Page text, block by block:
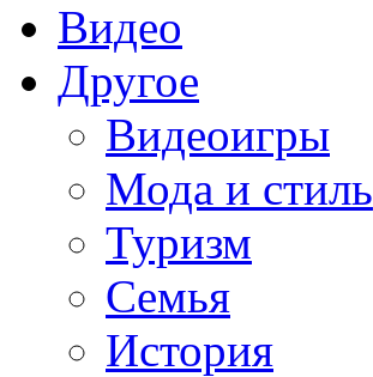
Видео
Другое
Видеоигры
Мода и стиль
Туризм
Семья
История